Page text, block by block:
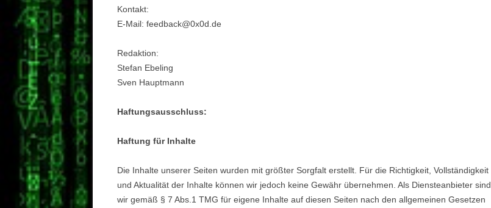
Kontakt:
E-Mail: feedback@0x0d.de
Redaktion:
Stefan Ebeling
Sven Hauptmann
Haftungsausschluss:
Haftung für Inhalte
Die Inhalte unserer Seiten wurden mit größter Sorgfalt erstellt. Für die Richtigkeit, Vollständigkeit
und Aktualität der Inhalte können wir jedoch keine Gewähr übernehmen. Als Diensteanbieter sind
wir gemäß § 7 Abs.1 TMG für eigene Inhalte auf diesen Seiten nach den allgemeinen Gesetzen